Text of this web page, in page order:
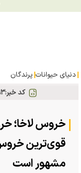
دنیای حیوانات پرندگان
کد خبر:
خروس لاخا؛
قوی‌ترین
مشهور است